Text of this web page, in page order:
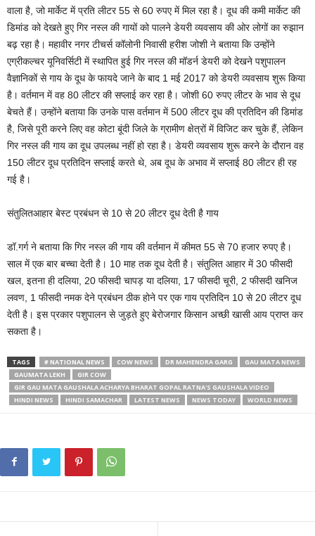
वाला है, जो मार्केट में प्रति लीटर 55 से 60 रुपए में मिल रहा है। दूध की कमी मार्केट की
डिमांड को देखते हुए गिर नस्ल की गायों को पालने डेयरी व्यवसाय की ओर लोगों का रुझान
बढ़ रहा है। महावीर नगर टीचर्स कॉलोनी निवासी हरीश जोशी ने बताया कि उन्होंने
एग्रीकल्चर यूनिवर्सिटी में स्थापित हुई गिर नस्ल की मॉडर्न डेयरी को देखने पशुपालन
वैज्ञानिकों से गाय के दूध के फायदे जाने के बाद 1 मई 2017 को डेयरी व्यवसाय शुरू किया
है। वर्तमान में वह 80 लीटर की सप्लाई कर रहा है। जोशी 60 रुपए लीटर के भाव से दूध
बेचते हैं। उन्होंने बताया कि उनके पास वर्तमान में 500 लीटर दूध की प्रतिदिन की डिमांड
है, जिसे पूरी करने लिए वह कोटा बूंदी जिले के ग्रामीण क्षेत्रों में विजिट कर चुके हैं, लेकिन
गिर नस्ल की गाय का दूध उपलब्ध नहीं हो रहा है। डेयरी व्यवसाय शुरू करने के दौरान वह
150 लीटर दूध प्रतिदिन सप्लाई करते थे, अब दूध के अभाव में सप्लाई 80 लीटर ही रह
गई है।
संतुलितआहार बेस्ट प्रबंधन से 10 से 20 लीटर दूध देती है गाय
डॉ.गर्ग ने बताया कि गिर नस्ल की गाय की वर्तमान में कीमत 55 से 70 हजार रुपए है।
साल में एक बार बच्चा देती है। 10 माह तक दूध देती है। संतुलित आहार में 30 फीसदी
खल, इतना ही दलिया, 20 फीसदी चापड़ या दलिया, 17 फीसदी चूरी, 2 फीसदी खनिज
लवण, 1 फीसदी नमक देने प्रबंधन ठीक होने पर एक गाय प्रतिदिन 10 से 20 लीटर दूध
देती है। इस प्रकार पशुपालन से जुड़ते हुए बेरोजगार किसान अच्छी खासी आय प्राप्त कर
सकता है।
TAGS # NATIONAL NEWS COW NEWS DR MAHENDRA GARG
GAU MATA NEWS
GAUMATA LEKH
GIR COW
GIR GAU MATA GAUSHALA ACHARYA BHARAT GOPAL RATNA'S GAUSHALA VIDEO
HINDI NEWS
HINDI SAMACHAR LATEST NEWS NEWS TODAY WORLD NEWS